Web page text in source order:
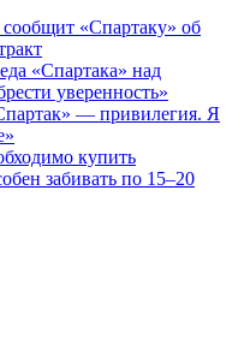
«Спартаку» об
«Спартака» над
уверенность»
— привилегия. Я
купить
забивать по 15–20